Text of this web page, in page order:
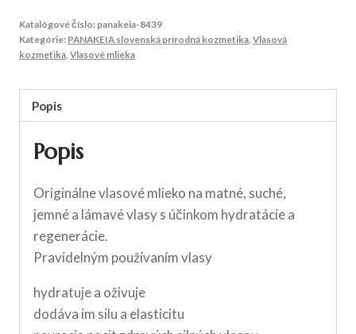
Katalógové číslo: panakeia-8439
Kategórie: PANAKEIA slovenská prírodná kozmetika Vlasová
kozmetika Vlasové mlieka
Popis
Popis
Originálne vlasové mlieko na matné, suché,
jemné a lámavé vlasy s účinkom hydratácie a
regenerácie.
Pravidelným používaním vlasy
hydratuje a oživuje
dodáva im silu a elasticitu